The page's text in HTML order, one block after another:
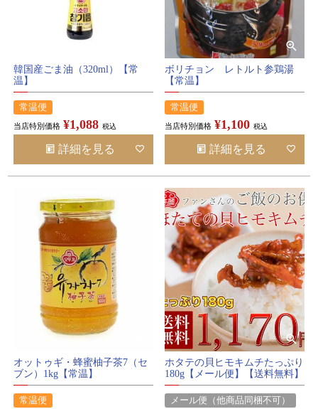
韓国産ごま油（320ml）【常
温】
常温便
当店特別価格 ¥1,088 税込
詳細を見る
ボリチョン レトルト参鶏湯
【常温】
常温便
当店特別価格 ¥1,100 税込
詳細を見る
オットゥギ・蜂蜜柚子茶7（セ
ブン）1kg【常温】
常温便
ホタテの貝ヒモキムチたっぷり
180g【メール便】【送料無料】
メール便（他商品同梱不可）